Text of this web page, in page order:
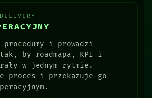
procedury i prowadzi
by roadmapa, KPI i
w jednym rytmie.
proces i przekazuje go